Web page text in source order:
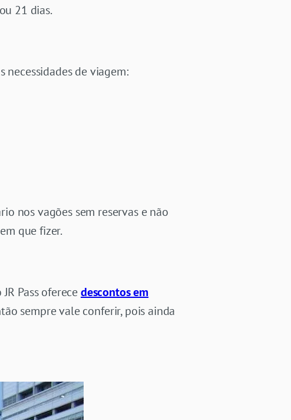
21 dias.
necessidades de viagem:
nos vagões sem reservas e não
que fizer.
Pass oferecedescontos em
sempre vale conferir, pois ainda